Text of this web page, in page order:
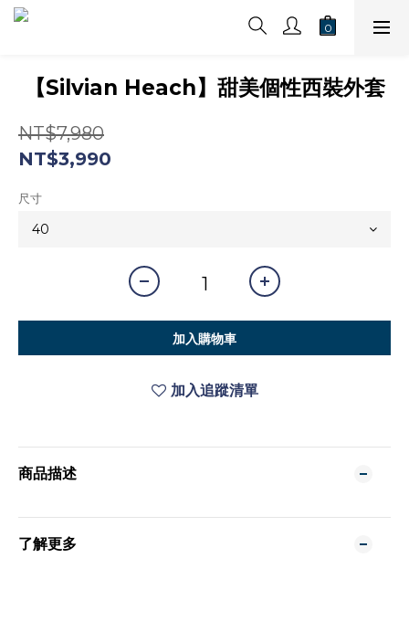
【Silvian Heach】甜美個性西裝外套
NT$7,980
NT$3,990
尺寸
加入購物車
加入追蹤清單
商品描述
了解更多